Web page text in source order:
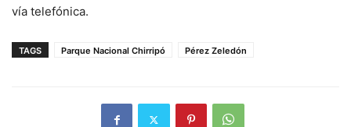
vía telefónica.
TAGS Parque Nacional Chirripó Pérez Zeledón